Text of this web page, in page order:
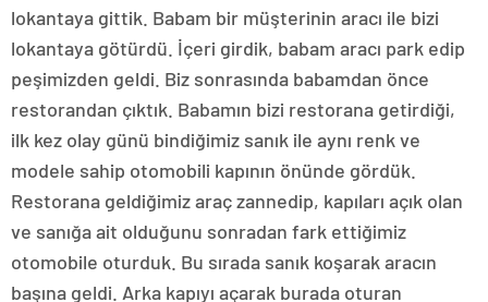
lokantaya gittik. Babam bir müşterinin aracı ile bizi
lokantaya götürdü. İçeri girdik, babam aracı park edip
peşimizden geldi. Biz sonrasında babamdan önce
restorandan çıktık. Babamın bizi restorana getirdiği,
ilk kez olay günü bindiğimiz sanık ile aynı renk ve
modele sahip otomobili kapının önünde gördük.
Restorana geldiğimiz araç zannedip, kapıları açık olan
ve sanığa ait olduğunu sonradan fark ettiğimiz
otomobile oturduk. Bu sırada sanık koşarak aracın
başına geldi. Arka kapıyı açarak burada oturan